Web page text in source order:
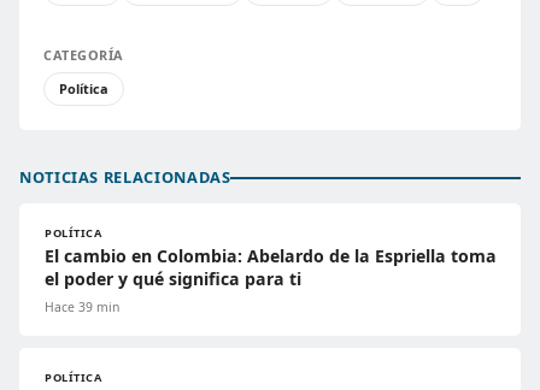
CATEGORÍA
Política
NOTICIAS RELACIONADAS
POLÍTICA
El cambio en Colombia: Abelardo de la Espriella toma
el poder y qué significa para ti
Hace 39 min
POLÍTICA